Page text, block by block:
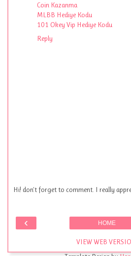
Coin Kazanma
MLBB Hediye Kodu
101 Okey Vip Hediye Kodu
Reply
Hi! don't forget to comment. I really
‹ HOME
VIEW WEB